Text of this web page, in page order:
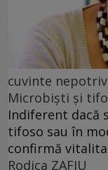
cuvinte
Microbiști și
Indiferent dacă
tifoso sau în
confirmă
Rodica ZAFIU